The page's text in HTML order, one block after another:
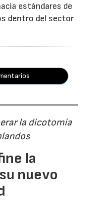
estándares de
dentro del sector
la dicotomía
la
nuevo